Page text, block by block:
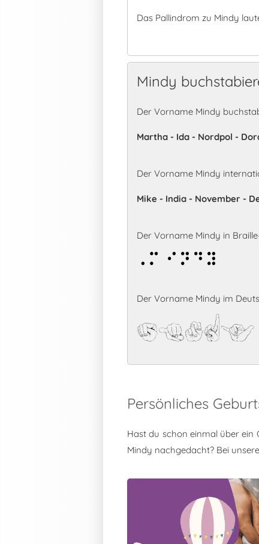
Das Pallindrom zu Mindy
Mindy
Der Vorname Mindy
Martha - Ida - Nordpol -
Der Vorname Mindy
Mike - India - November -
Der Vorname Mindy in
Mindy
Der Vorname Mindy im
Mindy
Persönliches
Hast du schon einmal über ein
Mindy nachgedacht? Bei